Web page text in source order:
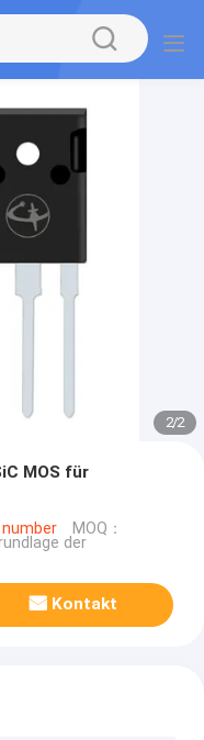
2/2
MOS für
MOQ：
der
Kontakt